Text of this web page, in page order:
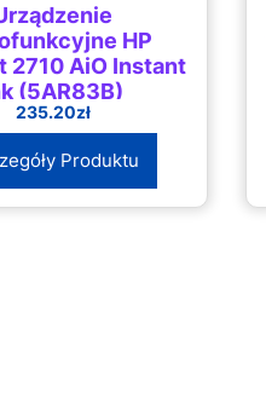
HP
2710 AiO Instant
(5AR83B)
235.20zł
Produktu